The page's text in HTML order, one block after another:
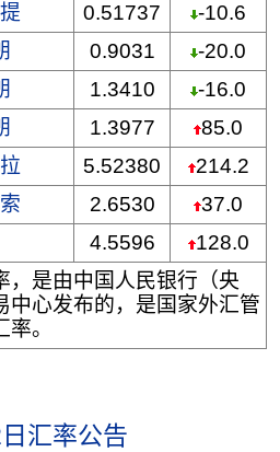
0.51737
-10.6
0.9031
-20.0
1.3410
-16.0
1.3977
85.0
5.52380
214.2
2.6530
37.0
4.5596
128.0
，是由中国人民银行（央
中心发布的，是国家外汇管
。
汇率公告